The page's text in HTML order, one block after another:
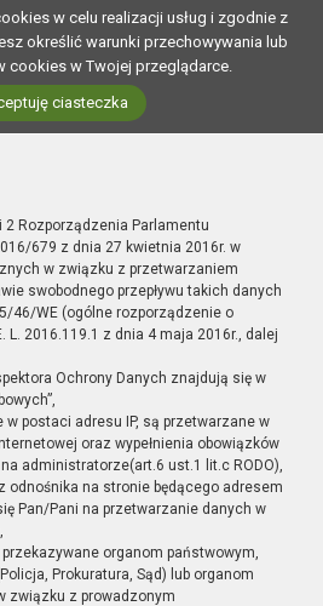
w celu realizacji usług i zgodnie z
określić warunki przechowywania lub
cookies w Twojej przeglądarce.
ciasteczka
2 Rozporządzenia Parlamentu
679 z dnia 27 kwietnia 2016r. w
w związku z przetwarzaniem
swobodnego przepływu takich danych
46/WE (ogólne rozporządzenie o
L. 2016.119.1 z dnia 4 maja 2016r., dalej
Ochrony Danych znajdują się w
w postaci adresu IP, są przetwarzane w
oraz wypełnienia obowiązków
administratorze(art.6 ust.1 lit.c RODO),
odnośnika na stronie będącego adresem
Pan/Pani na przetwarzanie danych w
organom państwowym,
Prokuratura, Sąd) lub organom
związku z prowadzonym